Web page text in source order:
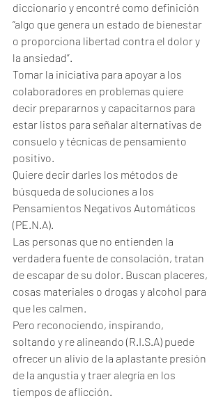
diccionario y encontré como definición
“algo que genera un estado de bienestar
o proporciona libertad contra el dolor y
la ansiedad”.
Tomar la iniciativa para apoyar a los
colaboradores en problemas quiere
decir prepararnos y capacitarnos para
estar listos para señalar alternativas de
consuelo y técnicas de pensamiento
positivo.
Quiere decir darles los métodos de
búsqueda de soluciones a los
Pensamientos Negativos Automáticos
(PE.N.A).
Las personas que no entienden la
verdadera fuente de consolación, tratan
de escapar de su dolor. Buscan placeres,
cosas materiales o drogas y alcohol para
que les calmen.
Pero reconociendo, inspirando,
soltando y re alineando (R.I.S.A) puede
ofrecer un alivio de la aplastante presión
de la angustia y traer alegría en los
tiempos de aflicción.